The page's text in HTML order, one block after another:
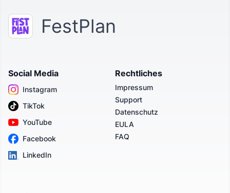
FestPlan
Social Media
Instagram
TikTok
YouTube
Facebook
LinkedIn
Rechtliches
Impressum
Support
Datenschutz
EULA
FAQ